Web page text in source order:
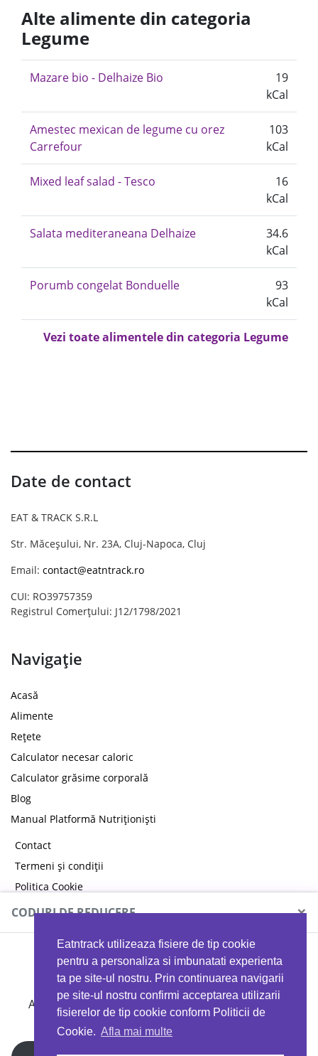
Eatntrack utilizeaza fisiere de tip cookie
pentru a personaliza si imbunatati experienta
ta pe site-ul nostru. Prin continuarea navigarii
pe site-ul nostru confirmi acceptarea utilizarii
fisierelor de tip cookie conform Politicii de
Cookie. Afla mai multe
Alte alimente din categoria
Legume
Mazare bio - Delhaize Bio
19
kCal
Amestec mexican de legume cu orez
Carrefour
103
kCal
Mixed leaf salad - Tesco
16
kCal
Salata mediteraneana Delhaize
34.6
kCal
Porumb congelat Bonduelle
93
kCal
Vezi toate alimentele din categoria Legume
Date de contact
EAT & TRACK S.R.L
Str. Măceșului, Nr. 23A, Cluj-Napoca, Cluj
Email: contact@eatntrack.ro
CUI: RO39757359
Registrul Comerțului: J12/1798/2021
Navigație
Acasă
Alimente
Rețete
Calculator necesar caloric
Calculator grăsime corporală
Blog
Manual Platformă Nutriționiști
Contact
Termeni și condiții
Politica Cookie
Politica de confidențialitate
CODURI DE REDUCERE ×
MYPROTEIN
Ai 40%reducere la orice comandă folosind codul
EATTRACK